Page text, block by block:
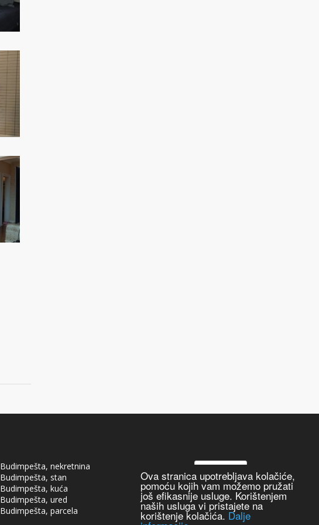
Ova stranica upotrebljava kolačiće,
pomoću kojih vam možemo pružati
još efikasnije usluge. Korištenjem
naših usluga vi pristajete na
korištenje kolačića. Dalje
Budimpešta, nekretnina
Budimpešta, stan
Budimpešta, kuća
Budimpešta, ured
Budimpešta, parcela
Hrvatski